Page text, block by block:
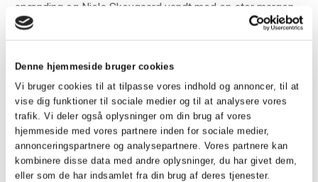
Denne hjemmeside bruger cookies
Vi bruger cookies til at tilpasse vores indhold og annoncer, til at
vise dig funktioner til sociale medier og til at analysere vores
trafik. Vi deler også oplysninger om din brug af vores
hjemmeside med vores partnere inden for sociale medier,
annonceringspartnere og analysepartnere. Vores partnere kan
kombinere disse data med andre oplysninger, du har givet dem,
eller som de har indsamlet fra din brug af deres tjenester.
spænding og Niels Skovgaard vandt med en stor margen
ned til de næste på listen.
1. Niels Skovgaard 70 points.
3. Leif Voetmann 57 points.
Allain Bøge havde ogås 57 points, men da begge også har
en 1. plads er det de næste placeringer der tæller og her
har Leif en 2. plads og Allain en 3. plads.